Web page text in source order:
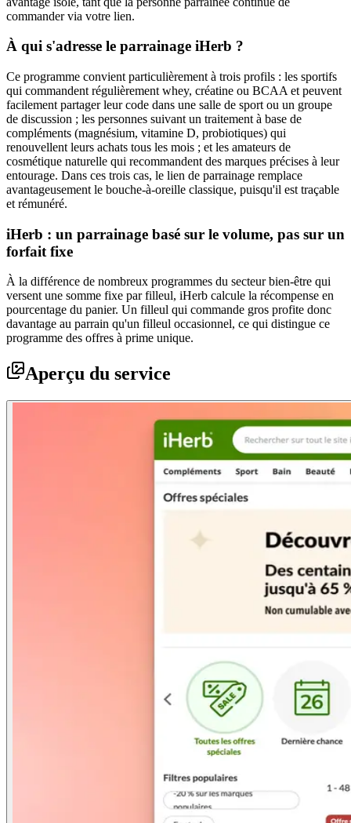
commander via votre lien.
À qui s'adresse le parrainage iHerb ?
Ce programme convient particulièrement à trois profils : les sportifs
qui commandent régulièrement whey, créatine ou BCAA et peuvent
facilement partager leur code dans une salle de sport ou un groupe
de discussion ; les personnes suivant un traitement à base de
compléments (magnésium, vitamine D, probiotiques) qui
renouvellent leurs achats tous les mois ; et les amateurs de
cosmétique naturelle qui recommandent des marques précises à leur
entourage. Dans ces trois cas, le lien de parrainage remplace
avantageusement le bouche-à-oreille classique, puisqu'il est traçable
et rémunéré.
iHerb : un parrainage basé sur le volume, pas sur un
forfait fixe
À la différence de nombreux programmes du secteur bien-être qui
versent une somme fixe par filleul, iHerb calcule la récompense en
pourcentage du panier. Un filleul qui commande gros profite donc
davantage au parrain qu'un filleul occasionnel, ce qui distingue ce
programme des offres à prime unique.
Aperçu du service